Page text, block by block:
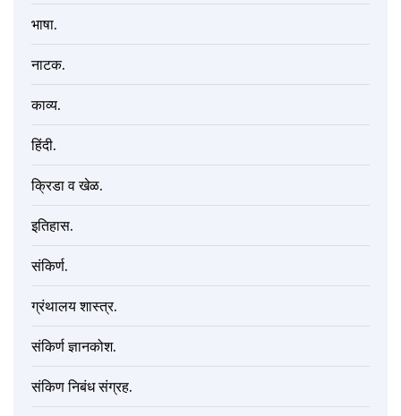
भाषा.
नाटक.
काव्य.
हिंदी.
क्रिडा व खेळ.
इतिहास.
संकिर्ण.
ग्रंथालय शास्त्र.
संकिर्ण ज्ञानकोश.
संकिण निबंध संग्रह.